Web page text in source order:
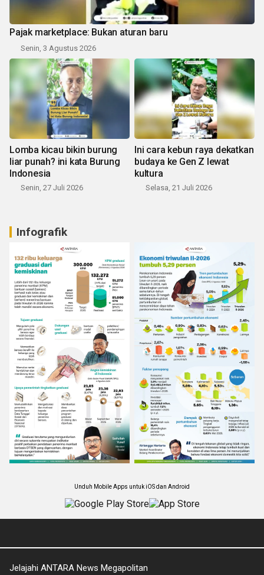
Pajak marketplace: Bukan aturan baru
Senin, 3 Agustus 2026
Lomba kicau bikin burung
liar punah? ini kata Burung
Indonesia
Senin, 27 Juli 2026
Ini cara kebun raya dekatkan
budaya ke Gen Z lewat
kultura
Selasa, 21 Juli 2026
Infografik
Unduh Mobile Apps untuk iOS dan Android
Jelajahi ANTARA News Megapolitan